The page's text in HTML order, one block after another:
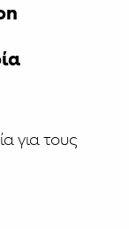
για τους